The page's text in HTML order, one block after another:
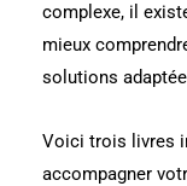
complexe, il
mieux
solutions
Voici trois livres
accompagner